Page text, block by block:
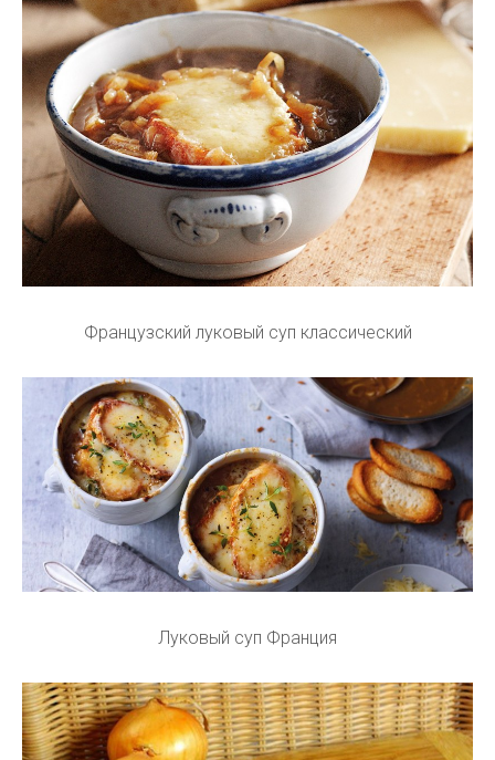
Французский луковый суп классический
Луковый суп Франция